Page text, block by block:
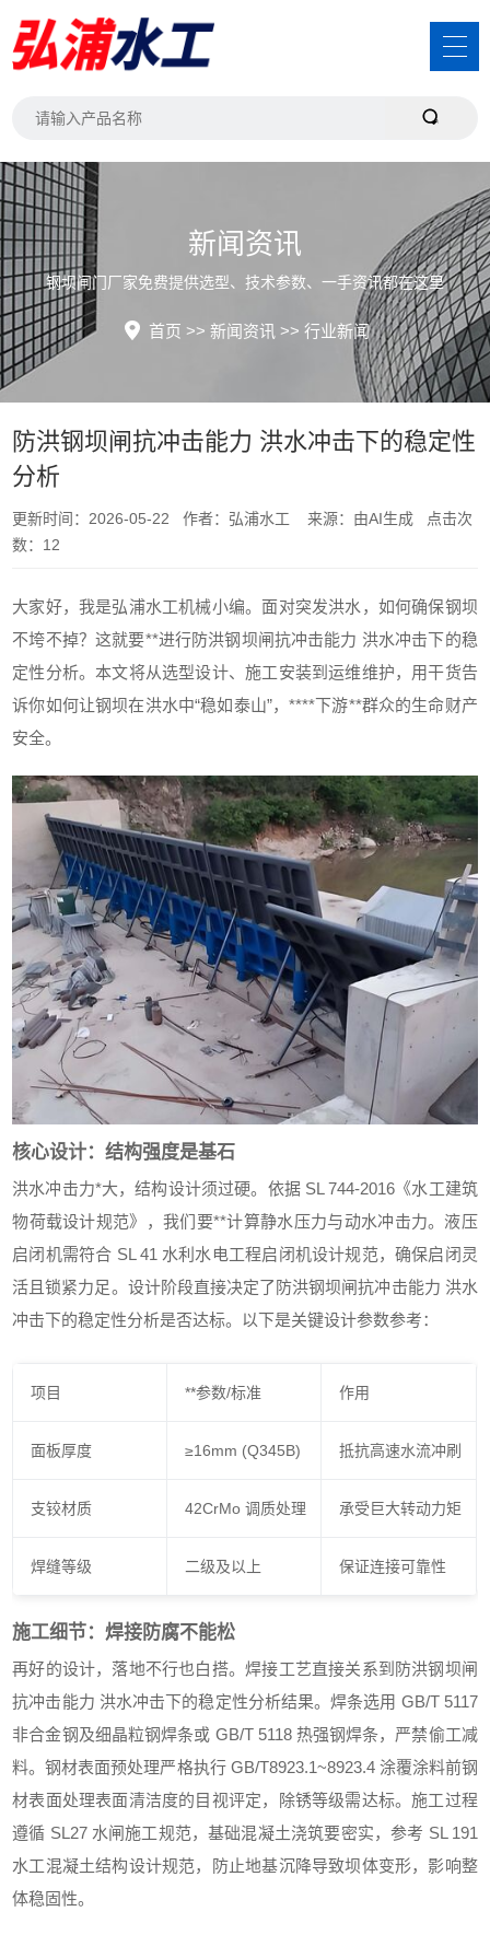
新闻资讯
钢坝闸门厂家免费提供选型、技术参数、一手资讯都在这里
首页 >> 新闻资讯 >> 行业新闻
防洪钢坝闸抗冲击能力 洪水冲击下的稳定性
分析
更新时间：2026-05-22 作者：弘浦水工 来源：由AI生成 点击次
数：12
大家好，我是弘浦水工机械小编。面对突发洪水，如何确保钢坝
不垮不掉？这就要**进行防洪钢坝闸抗冲击能力 洪水冲击下的稳
定性分析。本文将从选型设计、施工安装到运维维护，用干货告
诉你如何让钢坝在洪水中“稳如泰山”，****下游**群众的生命财产
安全。
核心设计：结构强度是基石
洪水冲击力*大，结构设计须过硬。依据 SL 744-2016《水工建筑
物荷载设计规范》，我们要**计算静水压力与动水冲击力。液压
启闭机需符合 SL 41 水利水电工程启闭机设计规范，确保启闭灵
活且锁紧力足。设计阶段直接决定了防洪钢坝闸抗冲击能力 洪水
冲击下的稳定性分析是否达标。以下是关键设计参数参考：
项目 **参数/标准 作用
面板厚度 ≥16mm (Q345B) 抵抗高速水流冲刷
支铰材质 42CrMo 调质处理 承受巨大转动力矩
焊缝等级 二级及以上 保证连接可靠性
施工细节：焊接防腐不能松
再好的设计，落地不行也白搭。焊接工艺直接关系到防洪钢坝闸
抗冲击能力 洪水冲击下的稳定性分析结果。焊条选用 GB/T 5117
非合金钢及细晶粒钢焊条或 GB/T 5118 热强钢焊条，严禁偷工减
料。钢材表面预处理严格执行 GB/T8923.1~8923.4 涂覆涂料前钢
材表面处理表面清洁度的目视评定，除锈等级需达标。施工过程
遵循 SL27 水闸施工规范，基础混凝土浇筑要密实，参考 SL 191
水工混凝土结构设计规范，防止地基沉降导致坝体变形，影响整
体稳固性。